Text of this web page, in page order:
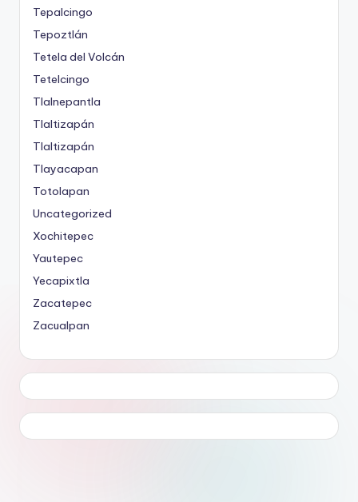
Tepalcingo
Tepoztlán
Tetela del Volcán
Tetelcingo
Tlalnepantla
Tlaltizapán
Tlaltizapán
Tlayacapan
Totolapan
Uncategorized
Xochitepec
Yautepec
Yecapixtla
Zacatepec
Zacualpan